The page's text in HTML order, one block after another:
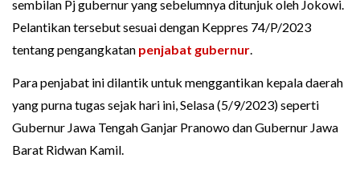
sembilan Pj gubernur yang sebelumnya ditunjuk oleh Jokowi.
Pelantikan tersebut sesuai dengan Keppres 74/P/2023
tentang pengangkatan penjabat gubernur.
Para penjabat ini dilantik untuk menggantikan kepala daerah
yang purna tugas sejak hari ini, Selasa (5/9/2023) seperti
Gubernur Jawa Tengah Ganjar Pranowo dan Gubernur Jawa
Barat Ridwan Kamil.